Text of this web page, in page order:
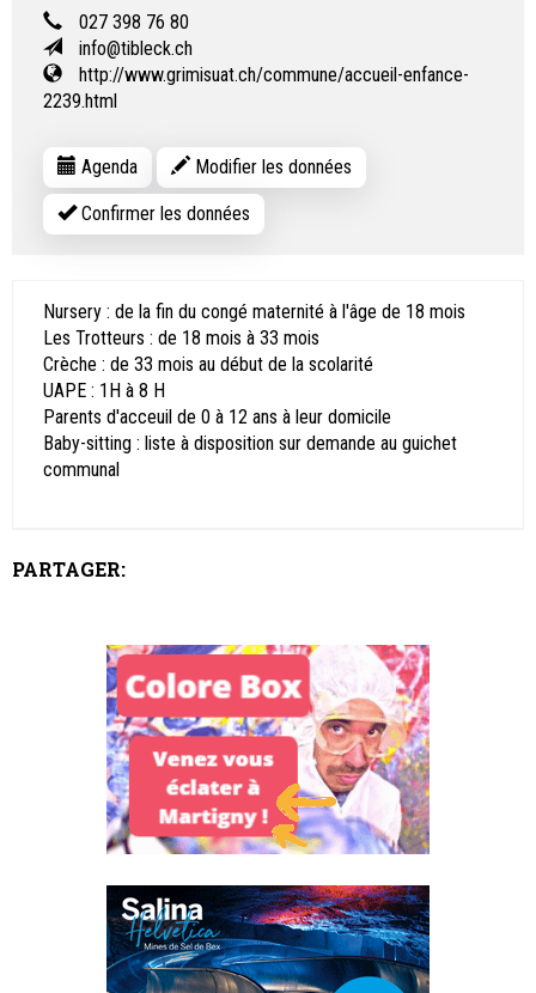
027 398 76 80
info@tibleck.ch
http://www.grimisuat.ch/commune/accueil-enfance-
2239.html
Agenda Modifier les données
Confirmer les données
Nursery : de la fin du congé maternité à l'âge de 18 mois
Les Trotteurs : de 18 mois à 33 mois
Crèche : de 33 mois au début de la scolarité
UAPE : 1H à 8 H
Parents d'acceuil de 0 à 12 ans à leur domicile
Baby-sitting : liste à disposition sur demande au guichet
communal
PARTAGER: